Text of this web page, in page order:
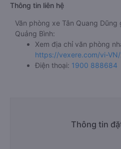
Thông tin liên hệ
Văn phòng xe Tân Quang
Quảng Bình:
Xem địa chỉ văn phòng
https://vexere.com/vi-
Điện thoại: 1900 888684
Thông tin